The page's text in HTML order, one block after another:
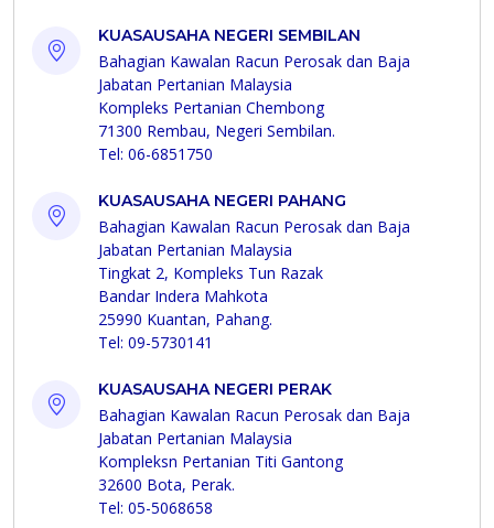
KUASAUSAHA NEGERI SEMBILAN
Bahagian Kawalan Racun Perosak dan Baja
Jabatan Pertanian Malaysia
Kompleks Pertanian Chembong
71300 Rembau, Negeri Sembilan.
Tel: 06-6851750
KUASAUSAHA NEGERI PAHANG
Bahagian Kawalan Racun Perosak dan Baja
Jabatan Pertanian Malaysia
Tingkat 2, Kompleks Tun Razak
Bandar Indera Mahkota
25990 Kuantan, Pahang.
Tel: 09-5730141
KUASAUSAHA NEGERI PERAK
Bahagian Kawalan Racun Perosak dan Baja
Jabatan Pertanian Malaysia
Kompleksn Pertanian Titi Gantong
32600 Bota, Perak.
Tel: 05-5068658